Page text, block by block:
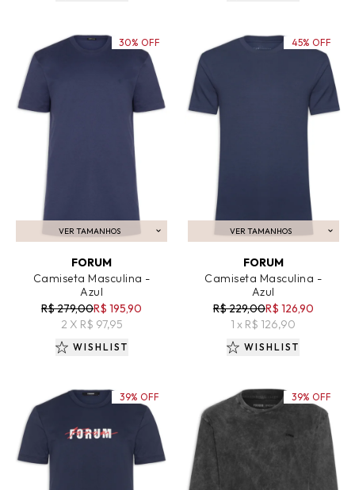
VER TAMANHOS
ADICIONAR AO CARRINHO
FORUM
Camiseta Masculina -
Azul
R$ 279,00R$ 195,90
2 X R$ 97,95
30% OFF
WISHLIST
VER TAMANHOS
ADICIONAR AO CARRINHO
FORUM
Camiseta Masculina -
Azul
R$ 229,00R$ 126,90
1 x R$ 126,90
45% OFF
WISHLIST
39% OFF 39% OFF